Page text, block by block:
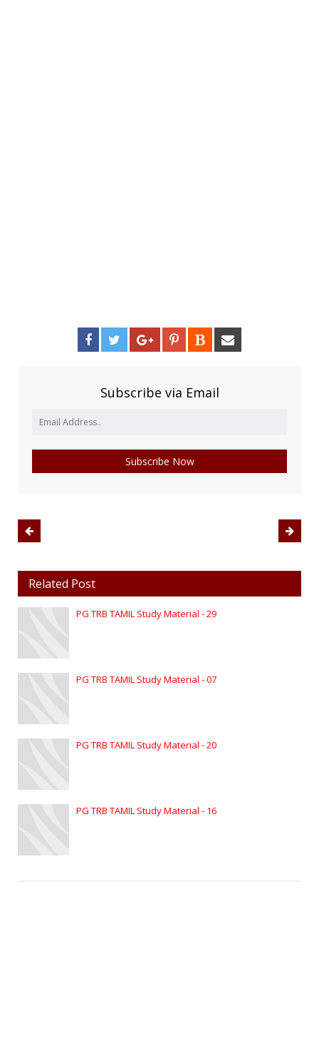
Subscribe via Email
Related Post
PG TRB TAMIL Study Material - 29
PG TRB TAMIL Study Material - 07
PG TRB TAMIL Study Material - 20
PG TRB TAMIL Study Material - 16